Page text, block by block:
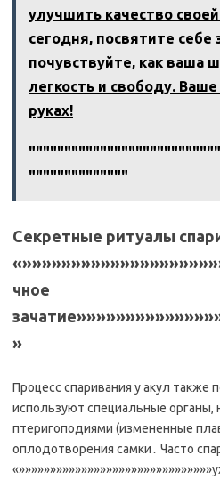
улучшить качество
сегодня, посвятите себе
почувствуйте, как ваша
легкость и свободу.
руках!
""""""""""""""
Секретные ритуалы
чное
»
Процесс спаривания у акул
используют специальные органы,
птеригоподиями (измененные
оплодотворения самки․ Часто